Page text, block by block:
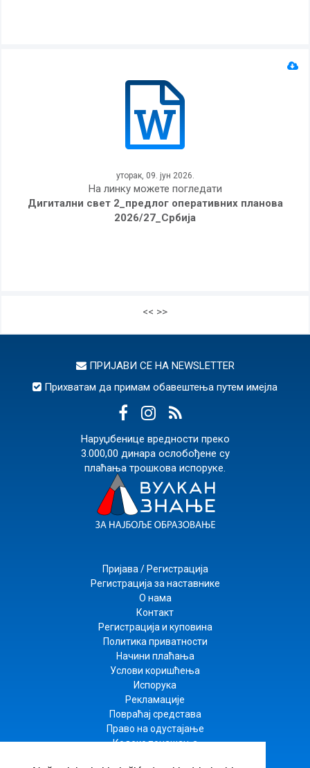
уторак, 09. јун 2026.
На линку можете погледати
Дигитални свет 2_предлог оперативних планова
2026/27_Србија
<< >>
ПРИЈАВИ СЕ НА NEWSLETTER
Прихватам да примам обавештења путем имејла
Наруџбенице вредности преко
3.000,00 динара ослобођене су
плаћања трошкова испоруке.
Пријава / Регистрација
Регистрација за наставнике
О нама
Контакт
Регистрација и куповина
Политика приватности
Начини плаћања
Услови коришћења
Испорука
Рекламације
Повраћај средстава
Право на одустајање
Кодекс понашања